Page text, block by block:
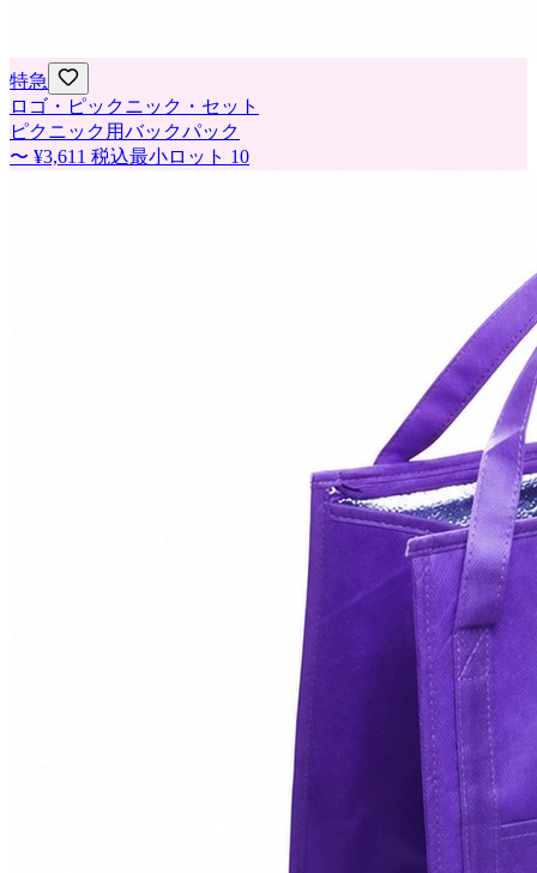
特急
ロゴ・ピックニック・セット
ピクニック用バックパック
〜 ¥3,611 税込最小ロット 10